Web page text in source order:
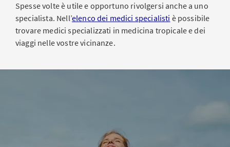
Spesse volte è utile e opportuno rivolgersi anche a uno
specialista. Nell’elenco dei medici specialisti è possibile
trovare medici specializzati in medicina tropicale e dei
viaggi nelle vostre vicinanze.